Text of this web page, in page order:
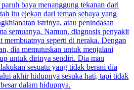
baya menanggung tekanan dari
itu ejekan dari teman sebaya yang
istrinya, atau penindasan
semuanya. Namun, diagnosis penyakit
membuatnya seperti di neraka. Dengan
dia memutuskan untuk menjalani
untuk dirinya sendiri. Dia mau
sesuatu yang tidak berani dia
akhir hidupnya sesuka hati, tapi tidak
dalam hidupnya.